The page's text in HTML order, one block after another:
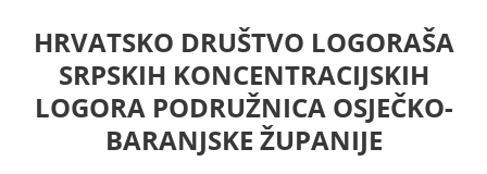
sadržaja
HRVATSKO DRUŠTVO LOGORAŠA
SRPSKIH KONCENTRACIJSKIH
LOGORA PODRUŽNICA OSJEČKO-
BARANJSKE ŽUPANIJE